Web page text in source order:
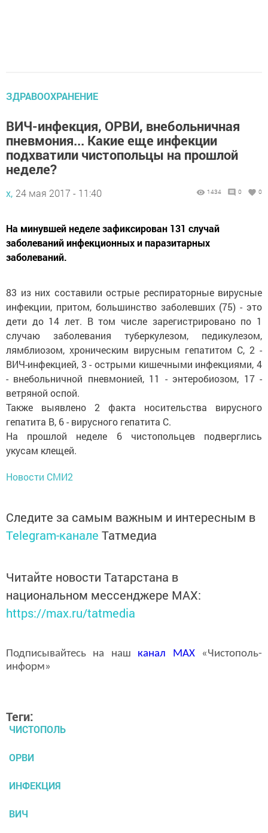
ЗДРАВООХРАНЕНИЕ
ВИЧ-инфекция, ОРВИ, внебольничная
пневмония... Какие еще инфекции
подхватили чистопольцы на прошлой
неделе?
х, 24 мая 2017 - 11:40 1434 0 0
На минувшей неделе зафиксирован 131 случай
заболеваний инфекционных и паразитарных
заболеваний.
83 из них составили острые респираторные вирусные
инфекции, притом, большинство заболевших (75) - это
дети до 14 лет. В том числе зарегистрировано по 1
случаю заболевания туберкулезом, педикулезом,
лямблиозом, хроническим вирусным гепатитом С, 2 -
ВИЧ-инфекцией, 3 - острыми кишечными инфекциями, 4
- внебольничной пневмонией, 11 - энтеробиозом, 17 -
ветряной оспой.
Также выявлено 2 факта носительства вирусного
гепатита В, 6 - вирусного гепатита С.
На прошлой неделе 6 чистопольцев подверглись
укусам клещей.
Новости СМИ2
Следите за самым важным и интересным в
Telegram-канале Татмедиа
Читайте новости Татарстана в
национальном мессенджере MАХ:
https://max.ru/tatmedia
Подписывайтесь на наш канал MAX«Чистополь-
информ»
Теги:
ЧИСТОПОЛЬ
ОРВИ
ИНФЕКЦИЯ
ВИЧ